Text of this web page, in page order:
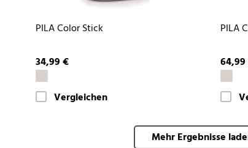
PILA Color Stick
34,99 €
Vergleichen
PILA
Mehr Ergebnisse